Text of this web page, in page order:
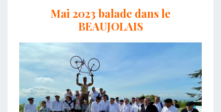
Mai 2023 balade dans le
BEAUJOLAIS